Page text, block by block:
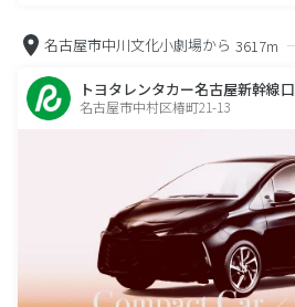
名古屋市中川文化小劇場から 3617m
トヨタレンタカー名古屋新幹線口
名古屋市中村区椿町21-13